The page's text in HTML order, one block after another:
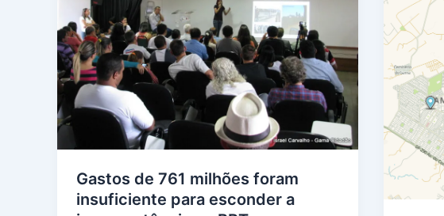
Gastos de 761 milhões foram
insuficiente para esconder a